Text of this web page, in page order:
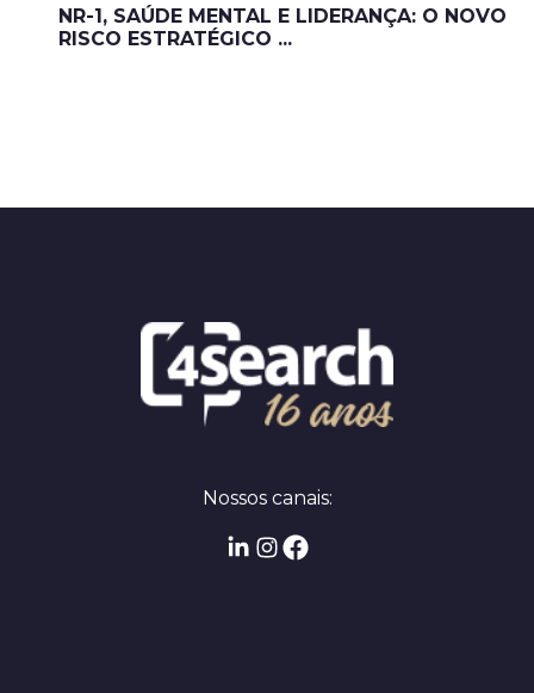
NR-1, SAÚDE MENTAL E LIDERANÇA: O NOVO
RISCO ESTRATÉGICO ...
Nossos canais: